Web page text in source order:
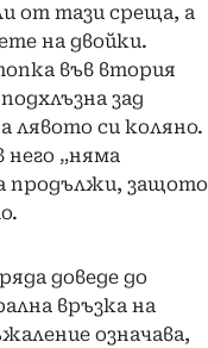
от тази среща, а
на двойки.
във втория
зад
лявото си коляно.
него „няма
продължи, защото
доведе до
връзка на
означава,